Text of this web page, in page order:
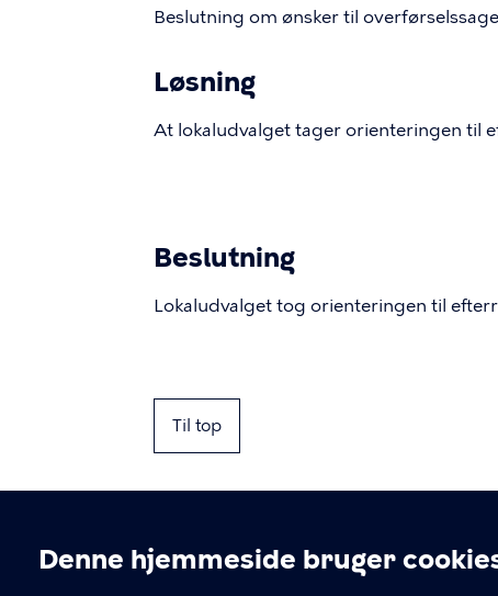
Denne hjemmeside bruger
Beslutning om ønsker til
Løsning
At lokaludvalget tager orienteringen til
Beslutning
Lokaludvalget tog orienteringen til
Til top